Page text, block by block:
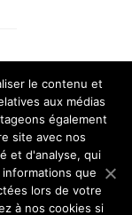
le contenu et
aux médias
également
site avec nos
et d'analyse, qui
que
lors de votre
à nos cookies si